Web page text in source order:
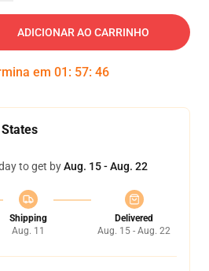
ADICIONAR AO CARRINHO
em 01 : 57: 45
to get byAug. 15 - Aug. 22
Shipping
Aug. 11
Delivered
Aug. 15 - Aug. 22